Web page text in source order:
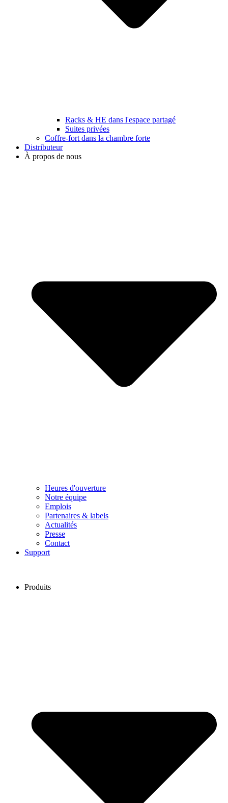
Racks & HE dans l'espace partagé
Suites privées
Coffre-fort dans la chambre forte
Distributeur
À propos de nous
Heures d'ouverture
Notre équipe
Emplois
Partenaires & labels
Actualités
Presse
Contact
Support
Produits